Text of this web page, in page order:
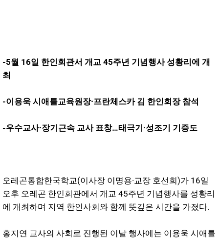
-5월 16일 한인회관서 개교 45주년 기념행사 성황리에 개
최
-이용욱 시애틀교육원장·프란체스카 김 한인회장 참석
-우수교사·장기근속 교사 표창…태극기·성조기 기증도
오레곤통합한국학교(이사장 이명용·교장 호선희)가 16일
오후 오레곤 한인회관에서 개교 45주년 기념행사를 성황리
에 개최하며 지역 한인사회와 함께 뜻깊은 시간을 가졌다.
홍지연 교사의 사회로 진행된 이날 행사에는 이용욱 시애틀